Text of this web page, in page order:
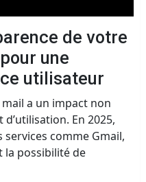
de votre
une
utilisateur
mail a un impact non
En 2025,
services comme Gmail,
possibilité de